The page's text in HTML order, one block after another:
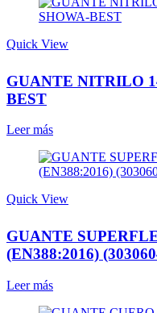
Quick View
GUANTE NITRILO
BEST
Leer más
Quick View
GUANTE
(EN388:2016)
Leer más